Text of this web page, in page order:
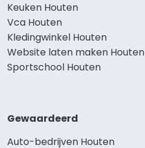
Keuken Houten
Vca Houten
Kledingwinkel Houten
Website laten maken Houten
Sportschool Houten
Gewaardeerd
Auto-bedrijven Houten